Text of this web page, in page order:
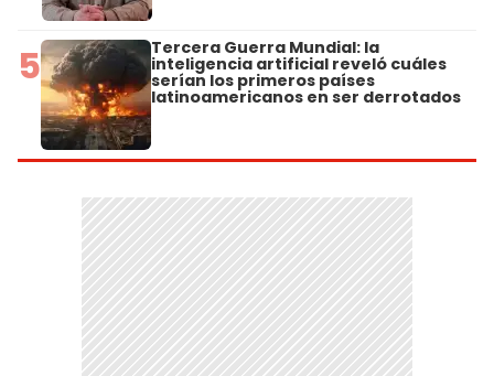
5 Tercera Guerra Mundial: la
inteligencia artificial reveló cuáles
serían los primeros países
latinoamericanos en ser derrotados